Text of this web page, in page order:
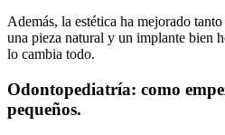
Además, la estética ha mejorado
una pieza natural y un implante bien
lo cambia todo.
Odontopediatría: como
pequeños.